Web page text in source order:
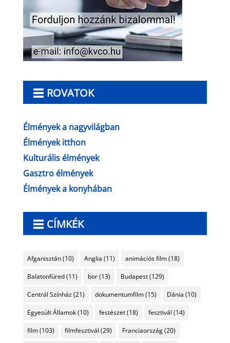
ROVATOK
Élmények a nagyvilágban
Élmények itthon
Kulturális élmények
Gasztro élmények
Élmények a konyhában
CÍMKÉK
Afganisztán(10) Anglia (11) animációs film(18)
Balatonfüred(11) bor(13) Budapest(129)
Centrál Színház(21) dokumentumfilm(15) Dánia (10)
Egyesült Államok(10) festészet(18) fesztivál (14)
film(103) filmfesztivál (29) Franciaország(20)